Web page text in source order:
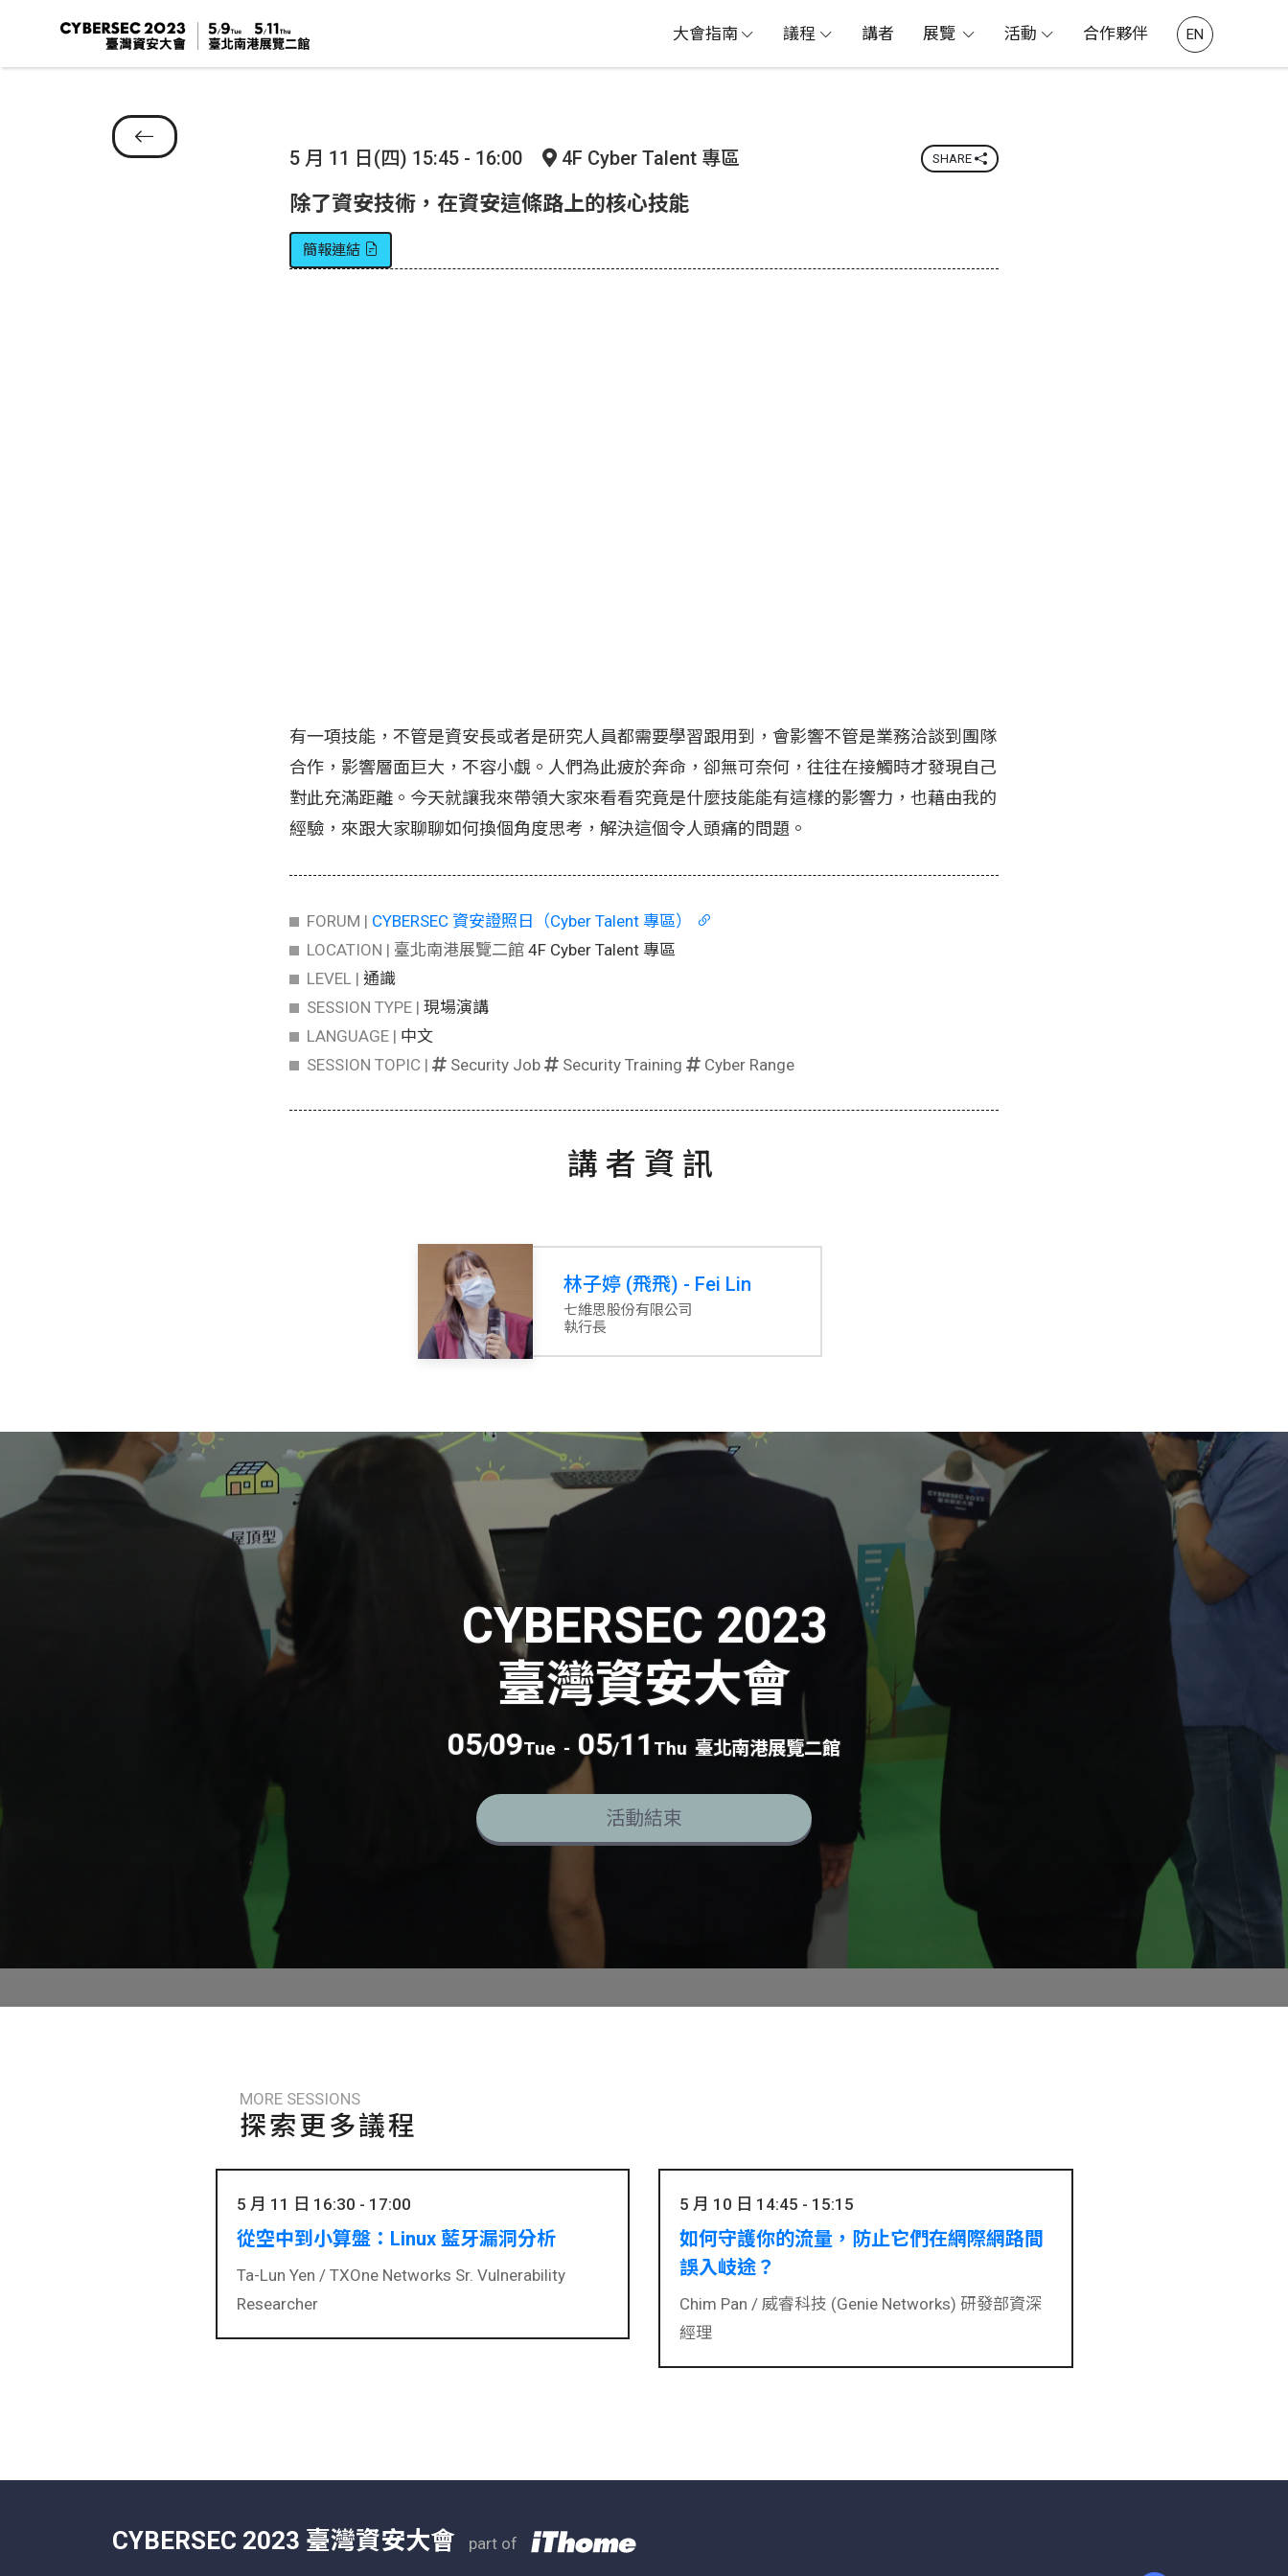
大會指南 議程 講者 展覽 活動 合作夥伴 EN
5 月 11 日(四) 15:45 - 16:00 4F Cyber Talent 專區 SHARE
除了資安技術，在資安這條路上的核心技能
簡報連結
有一項技能，不管是資安長或者是研究人員都需要學習跟用到，會影響不管是業務洽談到團隊
合作，影響層面巨大，不容小覷。人們為此疲於奔命，卻無可奈何，往往在接觸時才發現自己
對此充滿距離。今天就讓我來帶領大家來看看究竟是什麼技能能有這樣的影響力，也藉由我的
經驗，來跟大家聊聊如何換個角度思考，解決這個令人頭痛的問題。
FORUM | CYBERSEC 資安證照日（Cyber Talent 專區）
LOCATION | 臺北南港展覽二館 4F Cyber Talent 專區
LEVEL | 通識
SESSION TYPE | 現場演講
LANGUAGE | 中文
SESSION TOPIC |
Security Job Security Training Cyber Range
講者資訊
林子婷 (飛飛) - Fei Lin
七維思股份有限公司
執行長
CYBERSEC 2023
臺灣資安大會
05/09Tue - 05/11 Thu 臺北南港展覽二館
活動結束
MORE SESSIONS
探索更多議程
5 月 11 日 16:30 - 17:00
從空中到小算盤：Linux 藍牙漏洞分析
Ta-Lun Yen / TXOne Networks Sr. Vulnerability
Researcher
5 月 10 日 14:45 - 15:15
如何守護你的流量，防止它們在網際網路間
誤入岐途？
Chim Pan / 威睿科技 (Genie Networks) 研發部資深
經理
CYBERSEC 2023 臺灣資安大會 part of